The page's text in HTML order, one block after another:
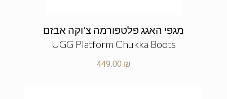
מגפי האגג פלטפורמה צ'וקה אבזם
UGG Platform Chukka Boots
449.00 ₪